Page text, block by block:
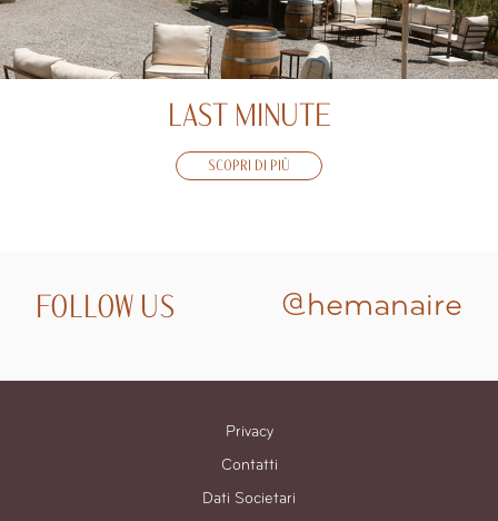
LAST MINUTE
SCOPRI DI PIÙ
FOLLOW US @hemanaire
Privacy
Contatti
Dati Societari